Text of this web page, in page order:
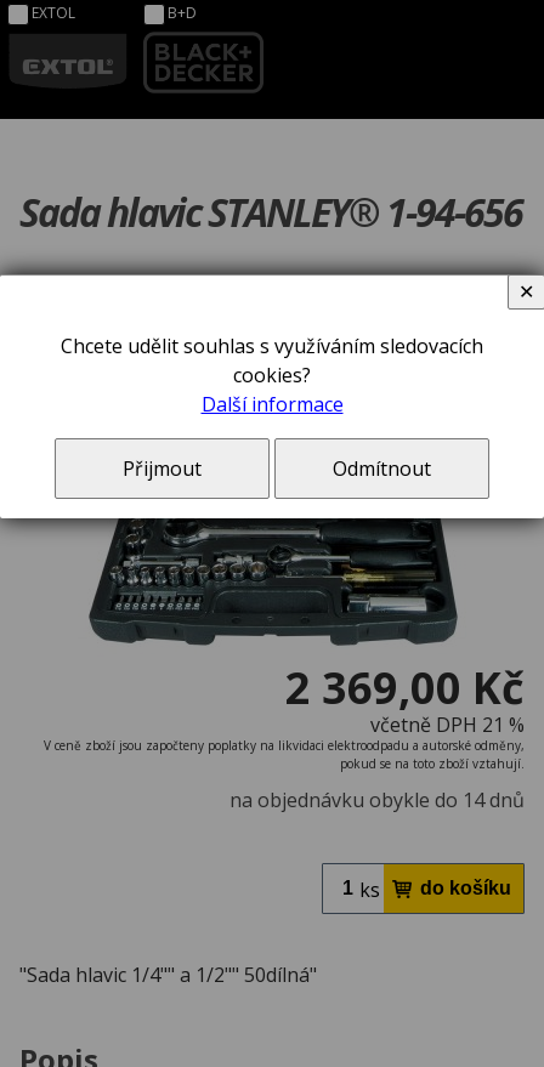
EXTOL B+D
Sada hlavic STANLEY® 1-94-656
2 369,00 Kč
včetně DPH 21 %
V ceně zboží jsou započteny poplatky na likvidaci elektroodpadu a autorské odměny,
pokud se na toto zboží vztahují.
na objednávku obykle do 14 dnů
ks
"Sada hlavic 1/4"" a 1/2"" 50dílná"
Popis
Chcete udělit souhlas s využíváním sledovacích
cookies?
Další informace
Přijmout Odmítnout
✕